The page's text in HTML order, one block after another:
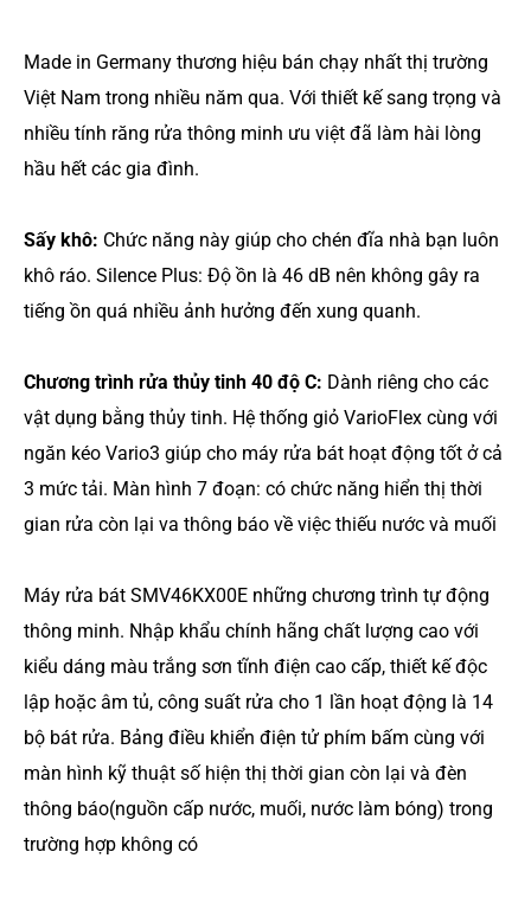
Made in Germany thương hiệu bán chạy nhất thị trường
Việt Nam trong nhiều năm qua. Với thiết kế sang trọng và
nhiều tính răng rửa thông minh ưu việt đã làm hài lòng
hầu hết các gia đình.
Sấy khô: Chức năng này giúp cho chén đĩa nhà bạn luôn
khô ráo. Silence Plus: Độ ồn là 46 dB nên không gây ra
tiếng ồn quá nhiều ảnh hưởng đến xung quanh.
Chương trình rửa thủy tinh 40 độ C: Dành riêng cho các
vật dụng bằng thủy tinh. Hệ thống giỏ VarioFlex cùng với
ngăn kéo Vario3 giúp cho máy rửa bát hoạt động tốt ở cả
3 mức tải. Màn hình 7 đoạn: có chức năng hiển thị thời
gian rửa còn lại va thông báo về việc thiếu nước và muối
Máy rửa bát SMV46KX00E những chương trình tự động
thông minh. Nhập khẩu chính hãng chất lượng cao với
kiểu dáng màu trắng sơn tĩnh điện cao cấp, thiết kế độc
lập hoặc âm tủ, công suất rửa cho 1 lần hoạt động là 14
bộ bát rửa. Bảng điều khiển điện tử phím bấm cùng với
màn hình kỹ thuật số hiện thị thời gian còn lại và đèn
thông báo(nguồn cấp nước, muối, nước làm bóng) trong
trường hợp không có